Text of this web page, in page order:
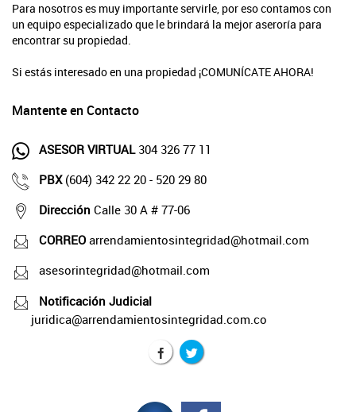
Para nosotros es muy importante servirle, por eso contamos con
un equipo especializado que le brindará la mejor aseroría para
encontrar su propiedad.
Si estás interesado en una propiedad ¡COMUNÍCATE AHORA!
Mantente en Contacto
ASESOR VIRTUAL304 326 77 11
PBX (604) 342 22 20 - 520 29 80
Dirección Calle 30 A # 77-06
CORREO arrendamientosintegridad@hotmail.com
asesorintegridad@hotmail.com
Notificación Judicial
juridica@arrendamientosintegridad.com.co